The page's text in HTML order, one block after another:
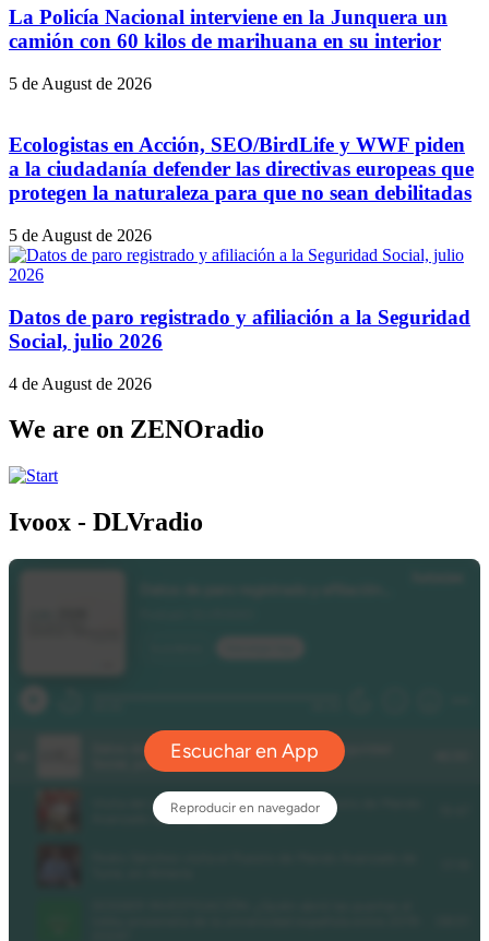
La Policía Nacional interviene en la Junquera un
camión con 60 kilos de marihuana en su interior
5 de August de 2026
Ecologistas en Acción, SEO/BirdLife y WWF piden
a la ciudadanía defender las directivas europeas que
protegen la naturaleza para que no sean debilitadas
5 de August de 2026
Datos de paro registrado y afiliación a la Seguridad
Social, julio 2026
4 de August de 2026
We are on ZENOradio
Ivoox - DLVradio